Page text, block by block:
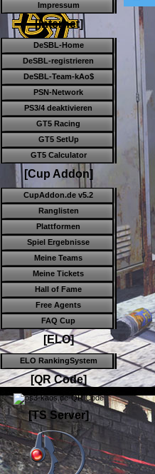
Impressum
[Internet]
DeSBL-Home
DeSBL-registrieren
DeSBL-Team-kAo$
PSN-Network
PS3/4 deaktivieren
GT5 Racing
GT5 SetUp
GT5 Calculator
[Cup Addon]
CupAddon.de v5.2
Ranglisten
Plattformen
Spiel Ergebnisse
Meine Teams
Meine Tickets
Hall of Fame
Free Agents
FAQ Cup
[ELO]
ELO RankingSystem
[QR Code]
[TS Server]